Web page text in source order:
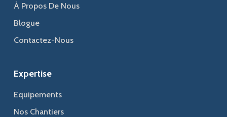
À Propos De Nous
Blogue
Contactez-Nous
Expertise
Equipements
Nos Chantiers